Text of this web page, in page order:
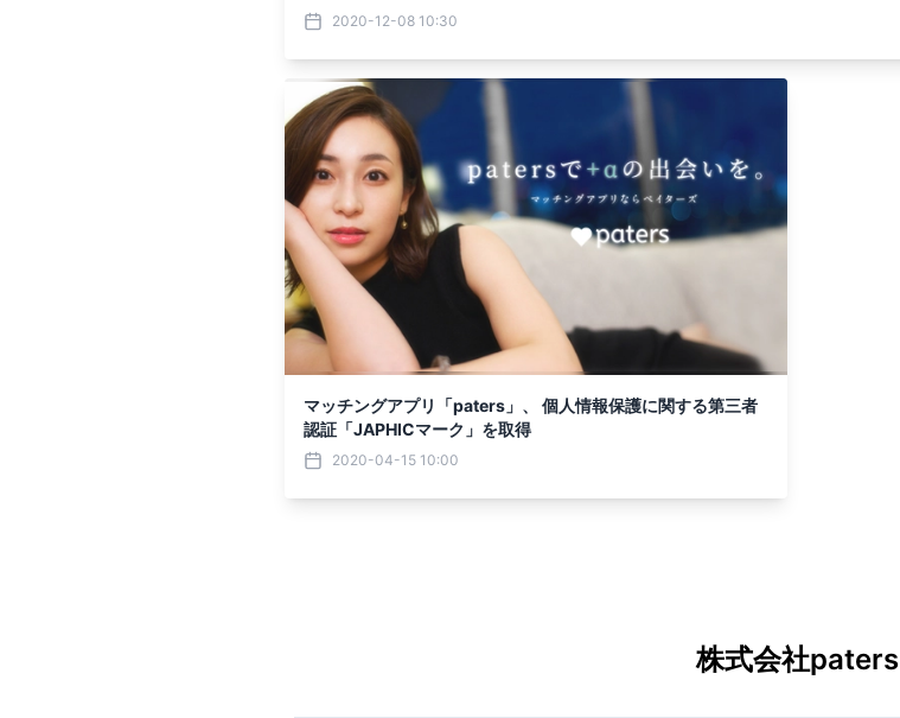
2020-12-08 10:30
マッチングアプリ「paters」、 個人情報保護に関する第三者
認証「JAPHICマーク」を取得
2020-04-15 10:00
株式会社paters